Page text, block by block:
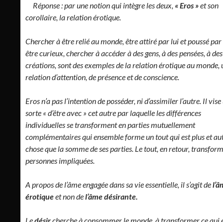
Réponse : par une notion qui intègre les deux, « Eros »et son
corollaire, la relation érotique.
Chercher à être relié au monde, être attiré par lui et poussé
être curieux, chercher à accéder à des gens, à des pensées, à des
créations, sont des exemples de la relation érotique au monde,
relation d’attention, de présence et de conscience.
Eros n’a pas l’intention de posséder, ni d’assimiler l’autre. Il vise
sorte « d’être avec » cet autre par laquelle les différences
individuelles se transforment en parties mutuellement
complémentaires qui ensemble forme un tout qui est plus et
chose que la somme de ses parties. Le tout, en retour,
personnes impliquées.
A propos de l’âme engagée dans sa vie essentielle, il s’agit de
érotiqueet non del’âme désirante.